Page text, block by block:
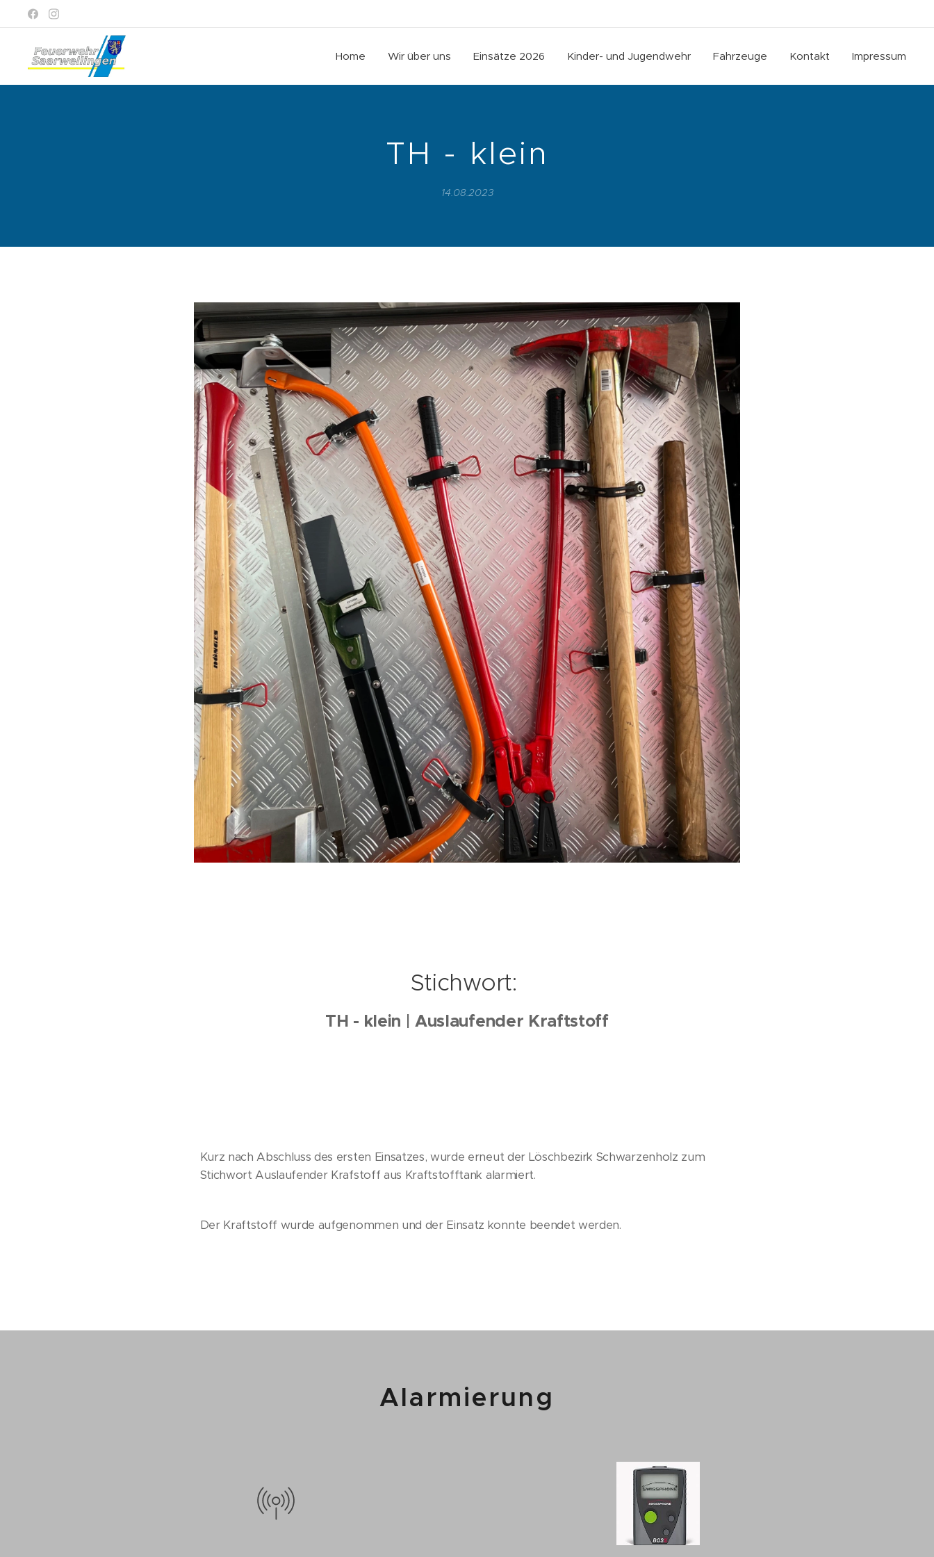
Home Wir über uns Einsätze 2026 Kinder- und Jugendwehr Fahrzeuge Kontakt Impressum
TH - klein
14.08.2023
Stichwort:
TH - klein | Auslaufender Kraftstoff
Kurz nach Abschluss des ersten Einsatzes, wurde erneut der Löschbezirk Schwarzenholz zum
Stichwort Auslaufender Krafstoff aus Kraftstofftank alarmiert.
Der Kraftstoff wurde aufgenommen und der Einsatz konnte beendet werden.
Alarmierung